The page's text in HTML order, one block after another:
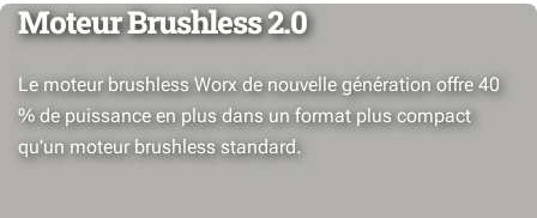
Moteur Brushless 2.0
Le moteur brushless Worx de nouvelle génération offre 40
% de puissance en plus dans un format plus compact
qu’un moteur brushless standard.